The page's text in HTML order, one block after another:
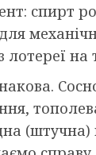
спирт
на
(штучна)